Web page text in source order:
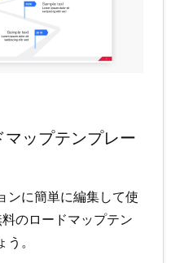
ップテンプレー
ンに簡単に編集して使
のロードマップテン
。